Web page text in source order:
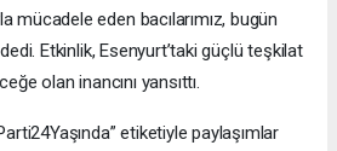
mücadele eden bacılarımız, bugün
Etkinlik, Esenyurt’taki güçlü teşkilat
olan inancını yansıttı.
etiketiyle paylaşımlar